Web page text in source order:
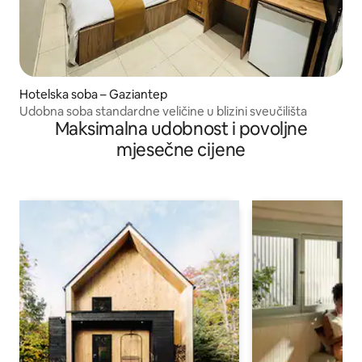
Hotelska soba – Gaziantep
Udobna soba standardne veličine u blizini sveučilišta
Maksimalna udobnost i povoljne
mjesečne cijene